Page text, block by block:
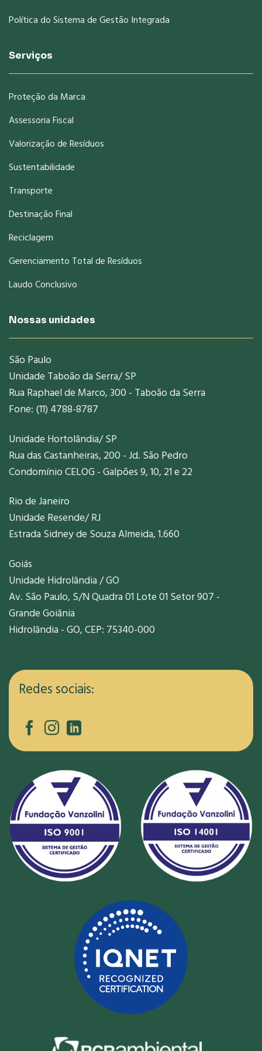
Política do Sistema de Gestão Integrada
Serviços
Proteção da Marca
Assessoria Fiscal
Valorização de Resíduos
Sustentabilidade
Transporte
Destinação Final
Reciclagem
Gerenciamento Total de Resíduos
Laudo Conclusivo
Nossas unidades
São Paulo
Unidade Taboão da Serra/ SP
Rua Raphael de Marco, 300 - Taboão da Serra
Fone: (11) 4788-8787
Unidade Hortolândia/ SP
Rua das Castanheiras, 200 - Jd. São Pedro
Condomínio CELOG - Galpões 9, 10, 21 e 22
Rio de Janeiro
Unidade Resende/ RJ
Estrada Sidney de Souza Almeida, 1.660
Goiás
Unidade Hidrolândia / GO
Av. São Paulo, S/N Quadra 01 Lote 01 Setor 907 -
Grande Goiânia
Hidrolândia - GO, CEP: 75340-000
Redes sociais: